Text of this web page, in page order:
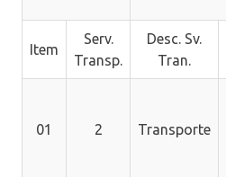
Item
Serv.
Transp.
Desc. Sv.
Tran.
01 2 Transporte